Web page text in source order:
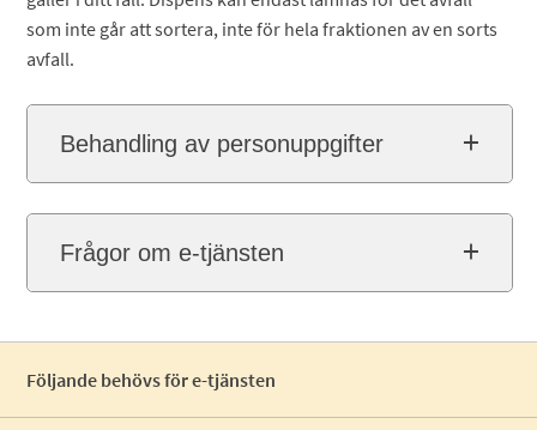
som inte går att sortera, inte för hela fraktionen av en sorts
avfall.
Behandling av personuppgifter
Frågor om e-tjänsten
Följande behövs för e-tjänsten